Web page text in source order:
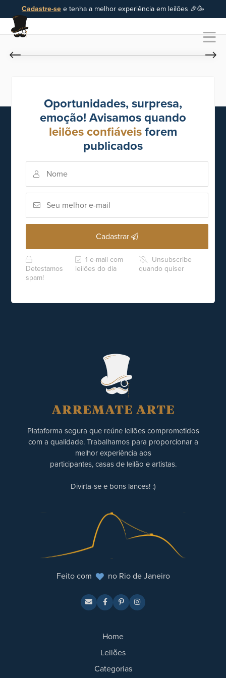
Cadastre-se e tenha a melhor experiência em leilões 🎉🥳
Oportunidades, surpresa,
emoção! Avisamos quando
leilões confiáveis forem
publicados
Cadastrar
Detestamos
spam!
1 e-mail com
leilões do dia
Unsubscribe
quando quiser
Plataforma segura que reúne leilões comprometidos
com a qualidade. Trabalhamos para proporcionar a
melhor experiência aos
participantes, casas de leilão e artistas.
Divirta-se e bons lances! :)
Feito com no Rio de Janeiro
Home
Leilões
Categorias